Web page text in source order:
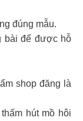
đúng mẫu.
bài để được hỗ
shop đăng là
hút mồ hôi